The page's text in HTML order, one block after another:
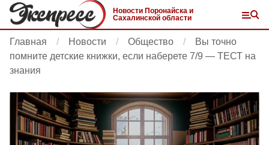
Новости Поронайска и
Сахалинской области
Главная Новости Общество
Вы точно
помните детские книжки, если наберете 7/9 — ТЕСТ на
знания